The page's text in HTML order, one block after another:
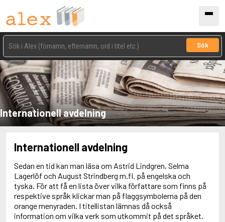
Sök
Internationell avdelning
Internationell avdelning
Sedan en tid kan man läsa om Astrid Lindgren, Selma
Lagerlöf och August Strindberg m.fl. på engelska och
tyska. För att få en lista över vilka författare som finns på
respektive språk klickar man på flaggsymbolerna på den
orange menyraden. I titellistan lämnas då också
information om vilka verk som utkommit på det språket.